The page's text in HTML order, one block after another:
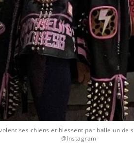
ses chiens et blessent par balle un de
@Instagram